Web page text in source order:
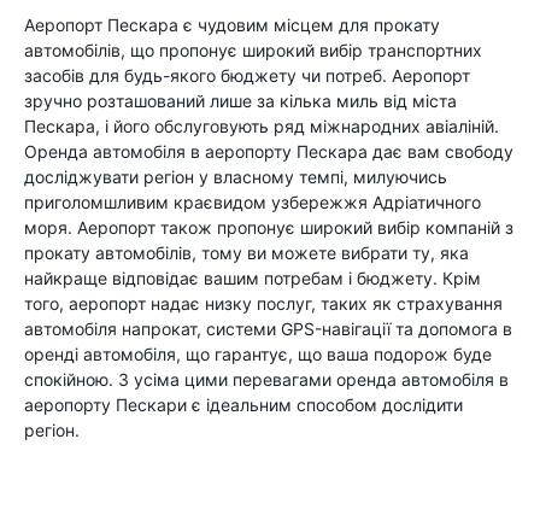
Аеропорт Пескара є чудовим місцем для прокату
автомобілів, що пропонує широкий вибір транспортних
засобів для будь-якого бюджету чи потреб. Аеропорт
зручно розташований лише за кілька миль від міста
Пескара, і його обслуговують ряд міжнародних авіаліній.
Оренда автомобіля в аеропорту Пескара дає вам свободу
досліджувати регіон у власному темпі, милуючись
приголомшливим краєвидом узбережжя Адріатичного
моря. Аеропорт також пропонує широкий вибір компаній з
прокату автомобілів, тому ви можете вибрати ту, яка
найкраще відповідає вашим потребам і бюджету. Крім
того, аеропорт надає низку послуг, таких як страхування
автомобіля напрокат, системи GPS-навігації та допомога в
оренді автомобіля, що гарантує, що ваша подорож буде
спокійною. З усіма цими перевагами оренда автомобіля в
аеропорту Пескари є ідеальним способом дослідити
регіон.